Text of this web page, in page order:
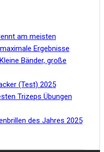
am meisten
Ergebnisse
Bänder, große
(Test) 2025
Trizeps Übungen
des Jahres 2025